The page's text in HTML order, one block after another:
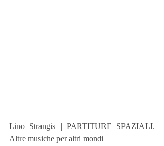
Lino Strangis | PARTITURE SPAZIALI.
Altre musiche per altri mondi